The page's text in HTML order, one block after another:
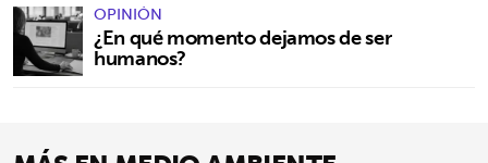
OPINIÓN
¿En qué momento dejamos de ser
humanos?